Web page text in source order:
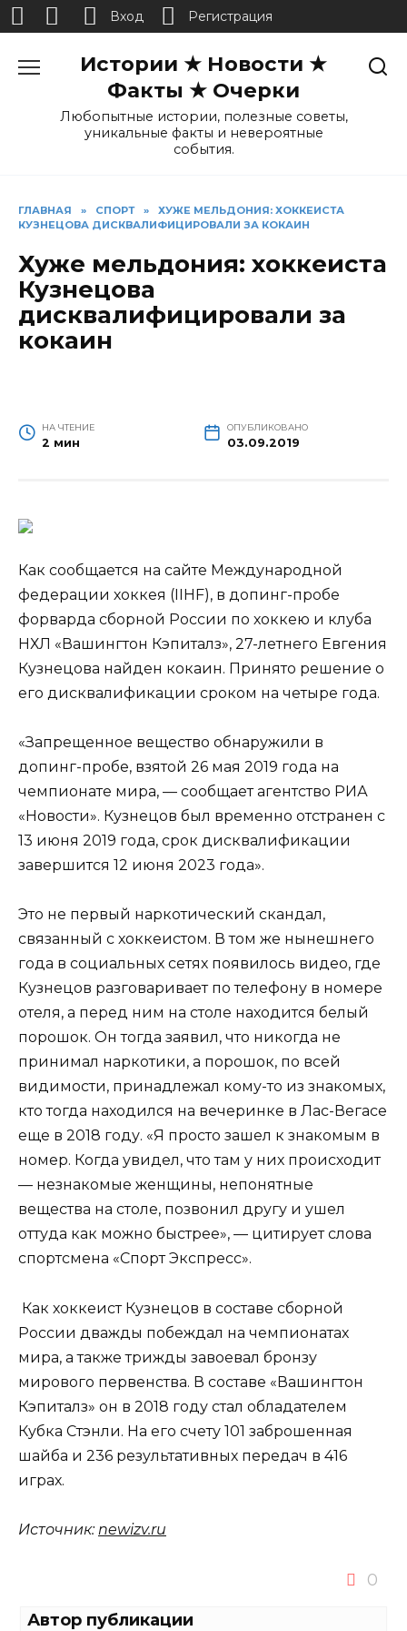
Истории ★ Новости ★
Факты ★ Очерки
Любопытные истории, полезные советы,
уникальные факты и невероятные
события.
ГЛАВНАЯ » СПОРТ »
ХУЖЕ МЕЛЬДОНИЯ: ХОККЕИСТА
КУЗНЕЦОВА ДИСКВАЛИФИЦИРОВАЛИ ЗА КОКАИН
Хуже мельдония: хоккеиста
Кузнецова
дисквалифицировали за
кокаин
НА ЧТЕНИЕ
2 мин
ОПУБЛИКОВАНО
03.09.2019
Как сообщается на сайте Международной
федерации хоккея (IIHF), в допинг-пробе
форварда сборной России по хоккею и клуба
НХЛ «Вашингтон Кэпиталз», 27-летнего Евгения
Кузнецова найден кокаин. Принято решение о
его дисквалификации сроком на четыре года.
«Запрещенное вещество обнаружили в
допинг-пробе, взятой 26 мая 2019 года на
чемпионате мира, — сообщает агентство РИА
«Новости». Кузнецов был временно отстранен с
13 июня 2019 года, срок дисквалификации
завершится 12 июня 2023 года».
Это не первый наркотический скандал,
связанный с хоккеистом. В том же нынешнего
года в социальных сетях появилось видео, где
Кузнецов разговаривает по телефону в номере
отеля, а перед ним на столе находится белый
порошок. Он тогда заявил, что никогда не
принимал наркотики, а порошок, по всей
видимости, принадлежал кому-то из знакомых,
кто тогда находился на вечеринке в Лас-Вегасе
еще в 2018 году. «Я просто зашел к знакомым в
номер. Когда увидел, что там у них происходит
— незнакомые женщины, непонятные
вещества на столе, позвонил другу и ушел
оттуда как можно быстрее», — цитирует слова
спортсмена «Спорт Экспресс».
Как хоккеист Кузнецов в составе сборной
России дважды побеждал на чемпионатах
мира, а также трижды завоевал бронзу
мирового первенства. В составе «Вашингтон
Кэпиталз» он в 2018 году стал обладателем
Кубка Стэнли. На его счету 101 заброшенная
шайба и 236 результативных передач в 416
играх.
Источник: newizv.ru
0
Автор публикации
Вход Регистрация